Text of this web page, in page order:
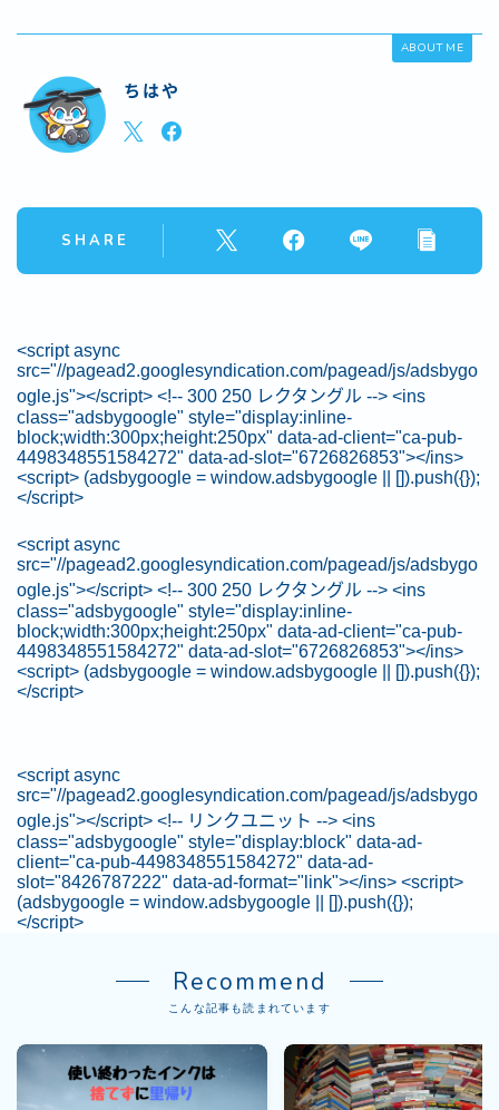
ABOUT ME
ちはや
SHARE
<script async
src="//pagead2.googlesyndication.com/pagead/js/adsbygo
ogle.js"></script> <!-- 300 250 レクタングル --> <ins
class="adsbygoogle" style="display:inline-
block;width:300px;height:250px" data-ad-client="ca-pub-
4498348551584272" data-ad-slot="6726826853"></ins>
<script> (adsbygoogle = window.adsbygoogle || []).push({});
</script>
<script async
src="//pagead2.googlesyndication.com/pagead/js/adsbygo
ogle.js"></script> <!-- 300 250 レクタングル --> <ins
class="adsbygoogle" style="display:inline-
block;width:300px;height:250px" data-ad-client="ca-pub-
4498348551584272" data-ad-slot="6726826853"></ins>
<script> (adsbygoogle = window.adsbygoogle || []).push({});
</script>
<script async
src="//pagead2.googlesyndication.com/pagead/js/adsbygo
ogle.js"></script> <!-- リンクユニット --> <ins
class="adsbygoogle" style="display:block" data-ad-
client="ca-pub-4498348551584272" data-ad-
slot="8426787222" data-ad-format="link"></ins> <script>
(adsbygoogle = window.adsbygoogle || []).push({});
</script>
Recommend
こんな記事も読まれています